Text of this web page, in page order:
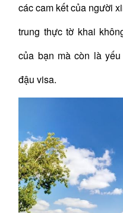
các cam kết của người
trung thực tờ khai
của bạn mà còn là
đậu visa.